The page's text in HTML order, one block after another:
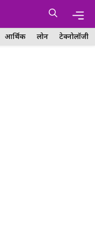
आर्थिक लोन टेक्नोलॉजी